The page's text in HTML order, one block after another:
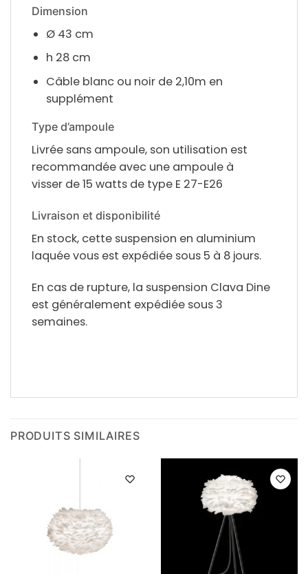
Dimension
Ø 43 cm
h 28 cm
Câble blanc ou noir de 2,10m en
supplément
Type d’ampoule
Livrée sans ampoule, son utilisation est
recommandée avec une ampoule à
visser de 15 watts de type E 27-E26
Livraison et disponibilité
En stock, cette suspension en aluminium
laquée vous est expédiée sous 5 à 8 jours.
En cas de rupture, la suspension Clava Dine
est généralement expédiée sous 3
semaines.
PRODUITS SIMILAIRES